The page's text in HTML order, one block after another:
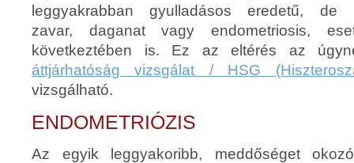
leggyakrabban gyulladásos eredetű, de
zavar, daganat vagy endometriosis,
következtében is. Ez az eltérés az
áttjárhatóság vizsgálat / HSG
vizsgálható.
ENDOMETRIÓZIS
Az egyik leggyakoribb, meddőséget